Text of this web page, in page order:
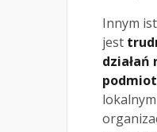
Innym
jest
działań